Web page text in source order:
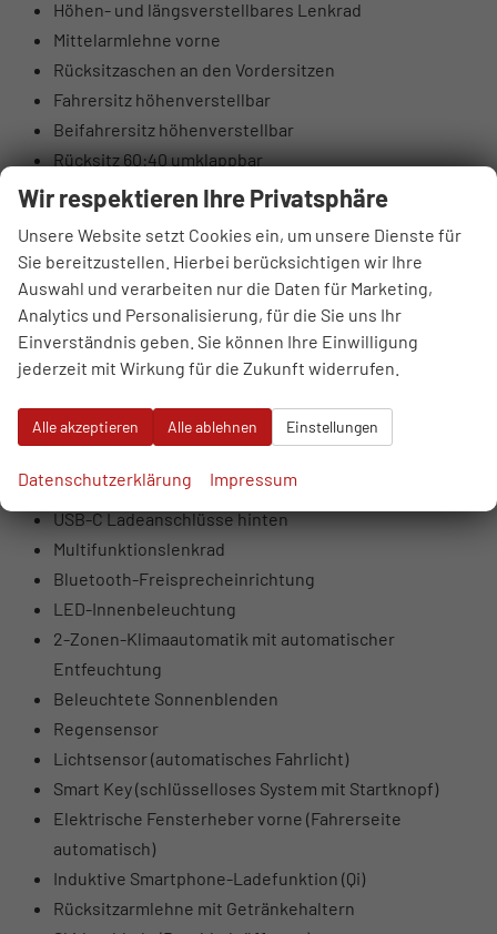
Höhen- und längsverstellbares Lenkrad
Mittelarmlehne vorne
Rücksitzaschen an den Vordersitzen
Fahrersitz höhenverstellbar
Beifahrersitz höhenverstellbar
Rücksitz 60:40 umklappbar
Elektrische Lendenwirbelstütze Fahrerseite
Oberschenkelauflage Fahrerseite
Luftausströmer hinten
Brillenfach
Automatisch abblendender Innenspiegel
10,25" digitales Kombiinstrument
DAB+ Digitalradio
Hochtöner vorne (insgesamt 6 Lautsprecher)
Laden)
USB-C Ladeanschlüsse hinten
Multifunktionslenkrad
Bluetooth-Freisprecheinrichtung
LED-Innenbeleuchtung
2-Zonen-Klimaautomatik mit automatischer
Entfeuchtung
Beleuchtete Sonnenblenden
Regensensor
Lichtsensor (automatisches Fahrlicht)
Smart Key (schlüsselloses System mit Startknopf)
Elektrische Fensterheber vorne (Fahrerseite
automatisch)
Induktive Smartphone-Ladefunktion (Qi)
Rücksitzarmlehne mit Getränkehaltern
Wir respektieren Ihre Privatsphäre
Unsere Website setzt Cookies ein, um unsere Dienste für
Sie bereitzustellen. Hierbei berücksichtigen wir Ihre
Auswahl und verarbeiten nur die Daten für Marketing,
Analytics und Personalisierung, für die Sie uns Ihr
Einverständnis geben. Sie können Ihre Einwilligung
jederzeit mit Wirkung für die Zukunft widerrufen.
Alle akzeptieren Alle ablehnen Einstellungen
Datenschutzerklärung Impressum